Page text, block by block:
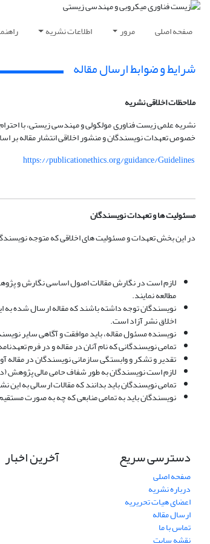
صفحه اصلی مرور اطلاعات نشریه
شرایط و ضوابط ارسال مقاله
ملاحظات اخلاقی نشریه
خصوص تعهدات نویسندگان و منشور اخلاقی انتشار مقاله بر
https://publicationethics.org/guidance/Guidelines
مسئولیتها و تعهدات نویسندگان
در این بخش تعهدات و مسئولیت های اخلاقی که متوجه
لازم است در نگارش مقالات اصول اساسی نگارش و
مطالعه نمایند.
نویسندگان توجه داشته باشند که مقاله ارسال شده به
اخلاق نشر آزاد است.
نویسنده مسئول مقاله، باید موافقت و آگاهی سایر
تمامی نویسندگانی که نام آنان در مقاله و در فرم
تقدیر و تشکر و وابستگی سازمانی نویسندگان در
لازم است نویسندگان به طور شفاف حامی مالی پژوهش
تمامی نویسندگان باید بدانند که مقالات ارسالی به
نویسندگان باید به تمامی منابعی که چه به صورت
دسترسی سریع
صفحه اصلی
درباره نشریه
اعضای هیات تحریریه
ارسال مقاله
تماس با ما
نقشه سایت
آخرین اخبار